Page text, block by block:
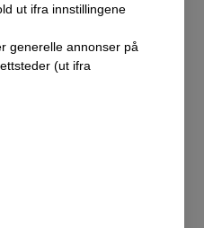
for Adobe XD
ikke har så fengende
Venter du på å
nettsiden du skal
den midlertidig, vil
blir enda
kobler til din
konto slik at du
bilder i full kvalitet.
ut ifra innstillingene
generelle annonser på
(ut ifra